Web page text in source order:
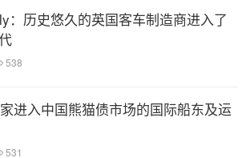
：历史悠久的英国客车制造商进入了
538
进入中国熊猫债市场的国际船东及运
531